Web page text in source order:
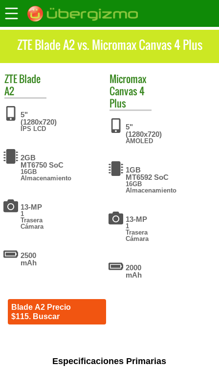
ZTE Blade A2 vs. Micromax Canvas 4 Plus
ZTEBlade
A2
5"
(1280x720)
IPS LCD
2GB
MT6750 SoC
16GB
Almacenamiento
13-MP
1
Trasera
Cámara
2500
mAh
Blade A2 Precio
$115. Buscar
Micromax
Canvas 4
Plus
5"
(1280x720)
AMOLED
1GB
MT6592 SoC
16GB
Almacenamiento
13-MP
1
Trasera
Cámara
2000
mAh
Especificaciones Primarias